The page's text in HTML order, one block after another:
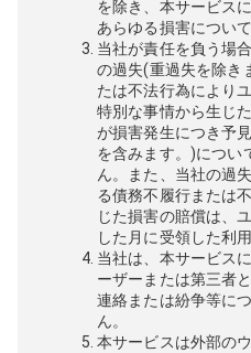
を除き、本サービス
あらゆる損害につい
当社が責任を負う場
の過失(重過失を除き
たは不法行為により
特別な事情から生じ
が損害発生につき予
を含みます。)につい
ん。また、当社の過
る債務不履行または
じた損害の賠償は、
した月に受領した利
当社は、本サービス
ーザーまたは第三者
連絡または紛争等に
ん。
本サービスは外部の